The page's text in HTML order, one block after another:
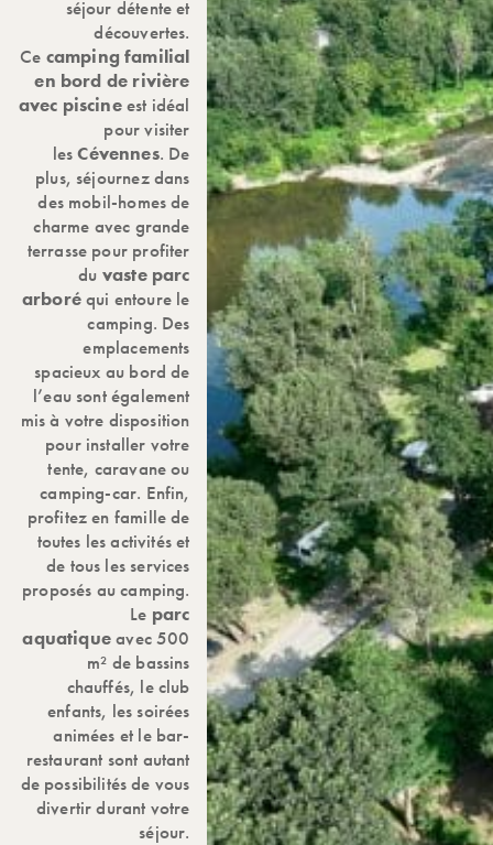
séjour détente et
découvertes.
Ce camping familial
en bord de rivière
avec piscineest idéal
pour visiter
lesCévennes. De
plus, séjournez dans
des mobil-homes de
charme avec grande
terrasse pour profiter
du vaste parc
arboréqui entoure le
camping. Des
emplacements
spacieux au bord de
l’eau sont également
mis à votre disposition
pour installer votre
tente, caravane ou
camping-car. Enfin,
profitez en famille de
toutes les activités et
de tous les services
proposés au camping.
Le parc
aquatiqueavec 500
m² de bassins
chauffés, le club
enfants, les soirées
animées et le bar-
restaurant sont autant
de possibilités de vous
divertir durant votre
séjour.